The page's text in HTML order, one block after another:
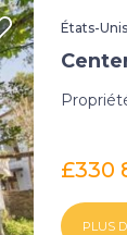
États-Unis
£330
PLUS